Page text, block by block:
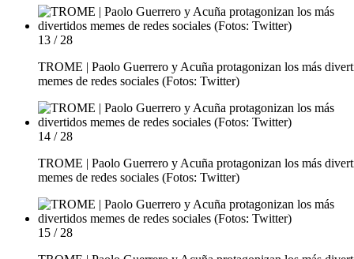
13 / 28
TROME | Paolo Guerrero y Acuña protagonizan los más
memes de redes sociales (Fotos: Twitter)
14 / 28
TROME | Paolo Guerrero y Acuña protagonizan los más
memes de redes sociales (Fotos: Twitter)
15 / 28